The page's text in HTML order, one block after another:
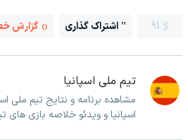
91 اشتراک گذاری گزارش
تیم ملی اسپانیا
مشاهده برنامه و نتایج تیم ملی
اسپانیا و ویدئو خلاصه بازی های